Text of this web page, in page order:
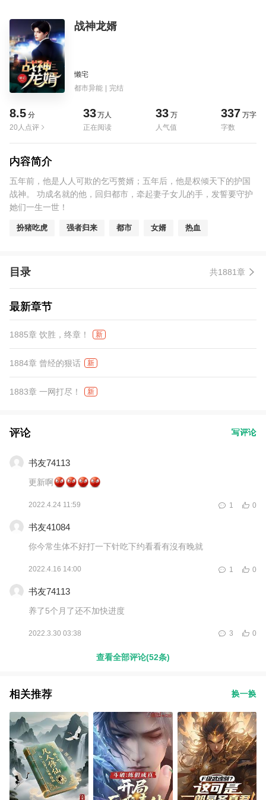
战神龙婿
懒宅
都市异能 | 完结
8.5 分
20人点评
33万人
正在阅读
33 万
人气值
337 万字
字数
内容简介
五年前，他是人人可欺的乞丐赘婿；五年后，他是权倾天下的护国
战神。 功成名就的他，回归都市，牵起妻子女儿的手，发誓要守护
她们一生一世！
扮猪吃虎 强者归来 都市 女婿 热血
目录 共1881章
最新章节
1885章 饮胜，终章！ 新
1884章 曾经的狠话 新
1883章 一网打尽！ 新
评论 写评论
书友74113
更新啊
2022.4.24 11:59 0
1
书友41084
你今常生体不好打一下针吃下约看看有沒有晚就
2022.4.16 14:00 0
1
书友74113
养了5个月了还不加快进度
2022.3.30 03:38 0
3
查看全部评论(52条)
相关推荐 换一换